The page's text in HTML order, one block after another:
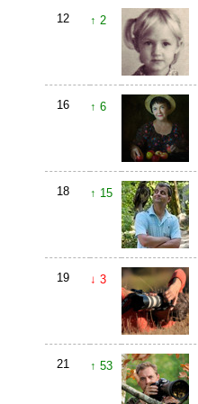
12 ↑ 2
16 ↑ 6
18 ↑ 15
19 ↓ 3
21 ↑ 53